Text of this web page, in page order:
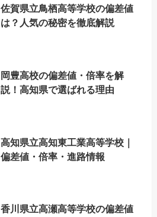
佐賀県立鳥栖高等学校の偏差値
は？人気の秘密を徹底解説
岡豊高校の偏差値・倍率を解
説！高知県で選ばれる理由
高知県立高知東工業高等学校｜
偏差値・倍率・進路情報
香川県立高瀬高等学校の偏差値